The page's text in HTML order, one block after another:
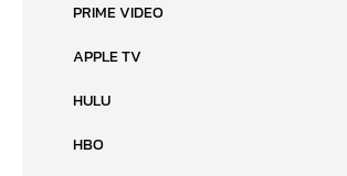
PRIME VIDEO
APPLE TV
HULU
HBO